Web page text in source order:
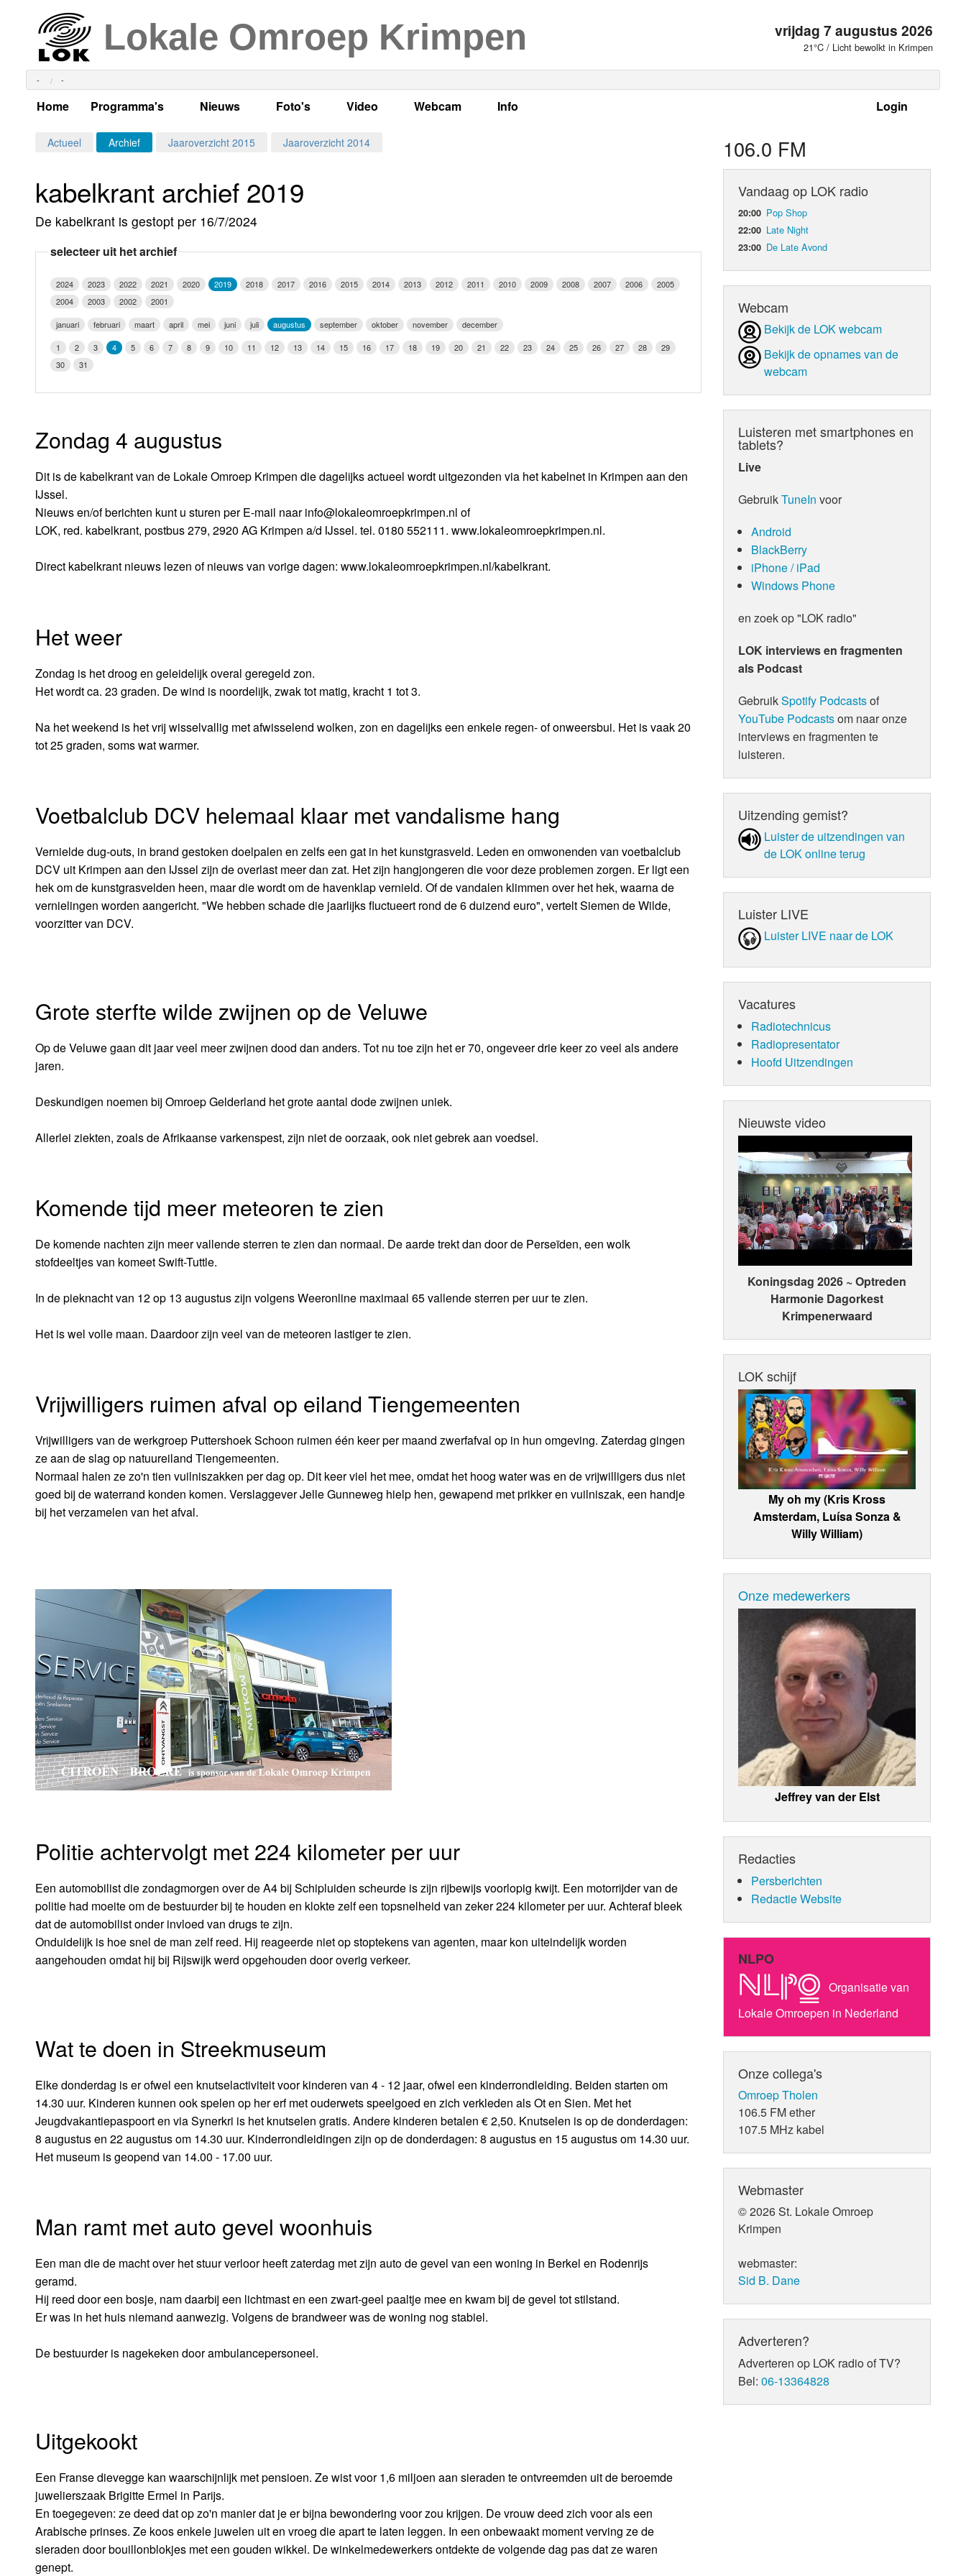
Lokale Omroep Krimpen vrijdag 7 augustus 2026
21°C / Licht bewolkt in Krimpen
- -
Login
Home Programma's
Alle dagen
Per dag
Maandag
Vrijdag
Luister LOK Live
LOK schijf
Oude LOK programma's
Nieuws
Actueel Lokaal Nieuws
Kabelkrant
Foto's
Algemeen
Programma's
Video
LOK TV
Webcam Info
Weerman
Actueel Archief Jaaroverzicht 2015 Jaaroverzicht 2014
kabelkrant archief 2019
De kabelkrant is gestopt per 16/7/2024
selecteer uit het archief
2024 2023 2022 2021 2020 2019 2018 2017 2016 2015 2014 2013 2012 2011 2010 2009 2008 2007 2006
2005
2004
2003 2002
2001
januari
februari maart april mei juni juli augustus september oktober november
december
1
2 3 4 5 6 7 8 9 10 11 12 13 14 15 16 17 18 19 20 21 22 23 24 25 26 27 28
29
30
31
Zondag 4 augustus
Dit is de kabelkrant van de Lokale Omroep Krimpen die dagelijks actueel wordt uitgezonden via het kabelnet in Krimpen aan den
IJssel.
Nieuws en/of berichten kunt u sturen per E-mail naar info@lokaleomroepkrimpen.nl of
LOK, red. kabelkrant, postbus 279, 2920 AG Krimpen a/d IJssel. tel. 0180 552111. www.lokaleomroepkrimpen.nl.
Direct kabelkrant nieuws lezen of nieuws van vorige dagen: www.lokaleomroepkrimpen.nl/kabelkrant.
Het weer
Zondag is het droog en geleidelijk overal geregeld zon.
Het wordt ca. 23 graden. De wind is noordelijk, zwak tot matig, kracht 1 tot 3.
Na het weekend is het vrij wisselvallig met afwisselend wolken, zon en dagelijks een enkele regen- of onweersbui. Het is vaak 20
tot 25 graden, soms wat warmer.
Voetbalclub DCV helemaal klaar met vandalisme hang
Vernielde dug-outs, in brand gestoken doelpalen en zelfs een gat in het kunstgrasveld. Leden en omwonenden van voetbalclub
DCV uit Krimpen aan den IJssel zijn de overlast meer dan zat. Het zijn hangjongeren die voor deze problemen zorgen. Er ligt een
hek om de kunstgrasvelden heen, maar die wordt om de havenklap vernield. Of de vandalen klimmen over het hek, waarna de
vernielingen worden aangericht. "We hebben schade die jaarlijks fluctueert rond de 6 duizend euro", vertelt Siemen de Wilde,
voorzitter van DCV.
Grote sterfte wilde zwijnen op de Veluwe
Op de Veluwe gaan dit jaar veel meer zwijnen dood dan anders. Tot nu toe zijn het er 70, ongeveer drie keer zo veel als andere
jaren.
Deskundigen noemen bij Omroep Gelderland het grote aantal dode zwijnen uniek.
Allerlei ziekten, zoals de Afrikaanse varkenspest, zijn niet de oorzaak, ook niet gebrek aan voedsel.
Komende tijd meer meteoren te zien
De komende nachten zijn meer vallende sterren te zien dan normaal. De aarde trekt dan door de Perseïden, een wolk
stofdeeltjes van komeet Swift-Tuttle.
In de pieknacht van 12 op 13 augustus zijn volgens Weeronline maximaal 65 vallende sterren per uur te zien.
Het is wel volle maan. Daardoor zijn veel van de meteoren lastiger te zien.
Vrijwilligers ruimen afval op eiland Tiengemeenten
Vrijwilligers van de werkgroep Puttershoek Schoon ruimen één keer per maand zwerfafval op in hun omgeving. Zaterdag gingen
ze aan de slag op natuureiland Tiengemeenten.
Normaal halen ze zo'n tien vuilniszakken per dag op. Dit keer viel het mee, omdat het hoog water was en de vrijwilligers dus niet
goed bij de waterrand konden komen. Verslaggever Jelle Gunneweg hielp hen, gewapend met prikker en vuilniszak, een handje
bij het verzamelen van het afval.
Politie achtervolgt met 224 kilometer per uur
Een automobilist die zondagmorgen over de A4 bij Schipluiden scheurde is zijn rijbewijs voorlopig kwijt. Een motorrijder van de
politie had moeite om de bestuurder bij te houden en klokte zelf een topsnelheid van zeker 224 kilometer per uur. Achteraf bleek
dat de automobilist onder invloed van drugs te zijn.
Onduidelijk is hoe snel de man zelf reed. Hij reageerde niet op stoptekens van agenten, maar kon uiteindelijk worden
aangehouden omdat hij bij Rijswijk werd opgehouden door overig verkeer.
Wat te doen in Streekmuseum
Elke donderdag is er ofwel een knutselactiviteit voor kinderen van 4 - 12 jaar, ofwel een kinderrondleiding. Beiden starten om
14.30 uur. Kinderen kunnen ook spelen op her erf met ouderwets speelgoed en zich verkleden als Ot en Sien. Met het
Jeugdvakantiepaspoort en via Synerkri is het knutselen gratis. Andere kinderen betalen € 2,50. Knutselen is op de donderdagen:
8 augustus en 22 augustus om 14.30 uur. Kinderrondleidingen zijn op de donderdagen: 8 augustus en 15 augustus om 14.30 uur.
Het museum is geopend van 14.00 - 17.00 uur.
Man ramt met auto gevel woonhuis
Een man die de macht over het stuur verloor heeft zaterdag met zijn auto de gevel van een woning in Berkel en Rodenrijs
geramd.
Hij reed door een bosje, nam daarbij een lichtmast en een zwart-geel paaltje mee en kwam bij de gevel tot stilstand.
Er was in het huis niemand aanwezig. Volgens de brandweer was de woning nog stabiel.
De bestuurder is nagekeken door ambulancepersoneel.
Uitgekookt
Een Franse dievegge kan waarschijnlijk met pensioen. Ze wist voor 1,6 miljoen aan sieraden te ontvreemden uit de beroemde
juwelierszaak Brigitte Ermel in Parijs.
En toegegeven: ze deed dat op zo'n manier dat je er bijna bewondering voor zou krijgen. De vrouw deed zich voor als een
Arabische prinses. Ze koos enkele juwelen uit en vroeg die apart te laten leggen. In een onbewaakt moment verving ze de
sieraden door bouillonblokjes met een gouden wikkel. De winkelmedewerkers ontdekte de volgende dag pas dat ze waren
genept.
106.0 FM
Vandaag op LOK radio
20:00 Pop Shop
22:00 Late Night
23:00 De Late Avond
Webcam
Bekijk de LOK webcam
Bekijk de opnames van de
webcam
Luisteren met smartphones en
tablets?
Live
GebruikTuneIn voor
Android
BlackBerry
iPhone / iPad
Windows Phone
en zoek op "LOK radio"
LOK interviews en fragmenten
als Podcast
GebruikSpotify Podcastsof
YouTube Podcastsom naar onze
interviews en fragmenten te
luisteren.
Uitzending gemist?
Luister de uit­zen­din­gen van
de LOK online terug
Luister LIVE
Luister LIVE naar de LOK
Vacatures
Radiotechnicus
Radiopresentator
Hoofd Uitzendingen
Nieuwste video
Koningsdag 2026 ~ Optreden
Harmonie Dagorkest
Krimpenerwaard
LOK schijf
My oh my (Kris Kross
Amsterdam, Luísa Sonza &
Willy William)
Onze medewerkers
Jeffrey van der Elst
Redacties
Persberichten
Redactie Website
NLPO
Organisatie van
Lokale Omroepen in Nederland
Onze collega's
Omroep Tholen
106.5 FM ether
107.5 MHz kabel
Webmaster
© 2026 St. Lokale Omroep
Krimpen
webmaster:
Sid B. Dane
Adverteren?
Adverteren op LOK radio of TV?
Bel:06-13364828